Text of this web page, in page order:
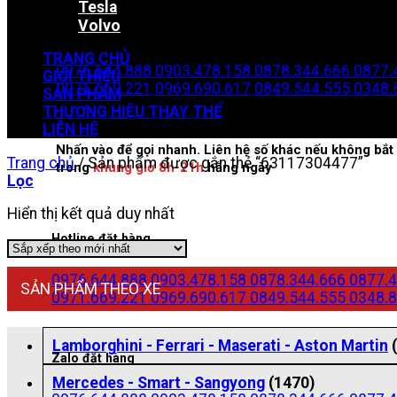
Zalo đặt hàng
0976.644.888 0903.478.158 0878.344.666
0971.669.221 0969.690.617 0849.544.555
Nhấn vào để gọi nhanh. Liên hệ số khác nếu không
trongkhung giờ 8h-21hhằng ngày
Hotline đặt hàng
0976.644.888 0903.478.158 0878.344.666
0971.669.221 0969.690.617 0849.544.555
Zalo đặt hàng
Tesla
Volvo
TRANG CHỦ
GIỚI THIỆU
SẢN PHẨM
THƯƠNG HIỆU THAY THẾ
LIÊN HỆ
Trang chủ /Sản phẩm được gắn thẻ “63117304477”
Lọc
Hiển thị kết quả duy nhất
SẢN PHẨM THEO XE
Lamborghini - Ferrari - Maserati - Aston Martin
Mercedes - Smart - Sangyong (1470)